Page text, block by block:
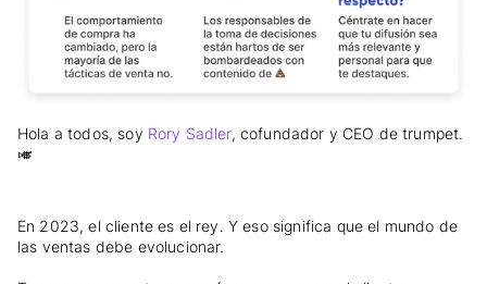
Hola a todos, soy Rory Sadler, cofundador y CEO de trumpet.
🎺
En 2023, el cliente es el rey. Y eso significa que el mundo de
las ventas debe evolucionar.